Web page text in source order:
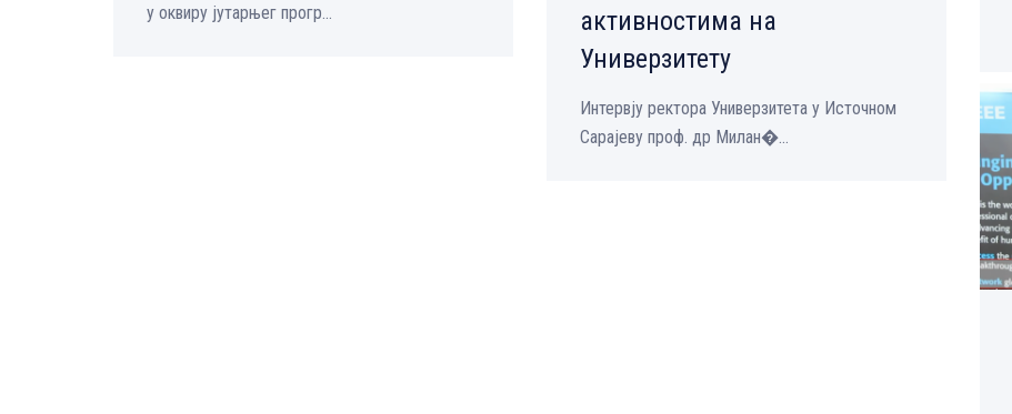
у оквиру јутарњег прогр...
активностима на
Универзитету
Интервју ректора Универзитета у Источном
Сарајеву проф. др Милан�...